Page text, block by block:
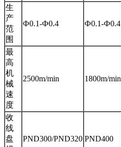
生
产
范
围
Ф0.1-Ф0.4 Ф0.1-Ф0.4
最
高
机
械
速
度
2500m/min 1800m/min
收
线
盘
PND300/PND320 PND400